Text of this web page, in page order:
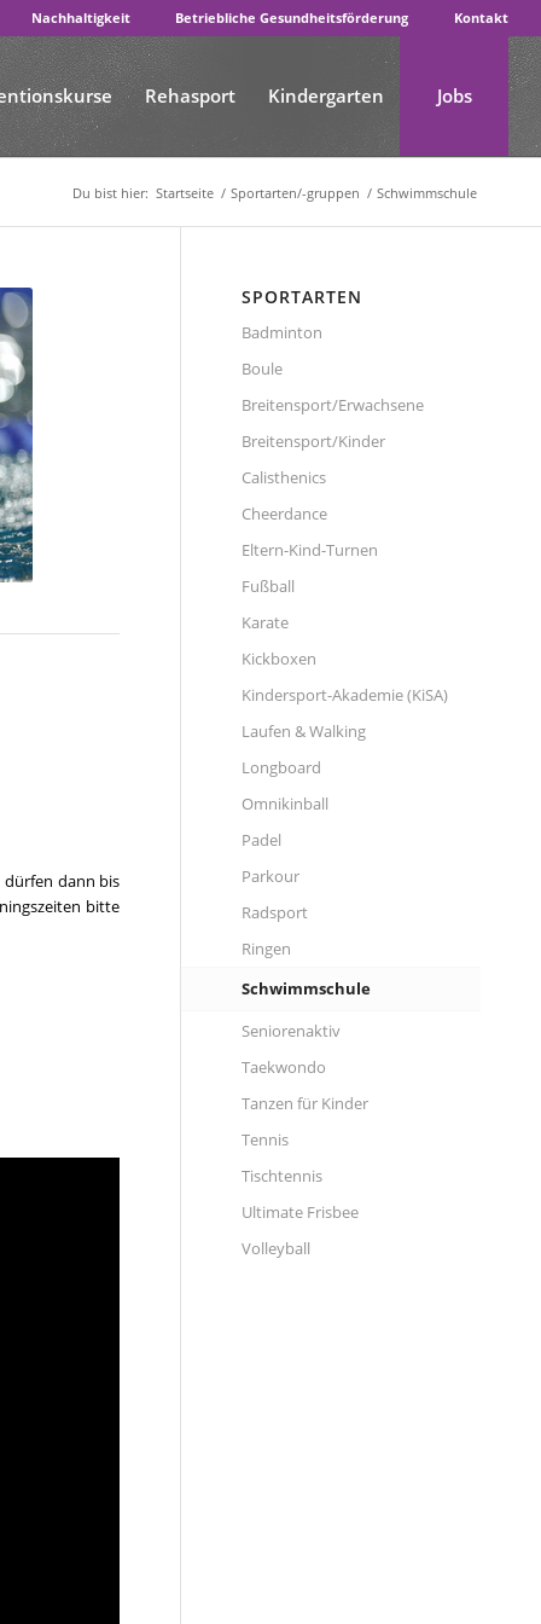
Nachhaltigkeit Betriebliche Gesundheitsförderung Kontakt
Rehasport Kindergarten Jobs
Du bist hier: Startseite / Sportarten/-gruppen / Schwimmschule
dürfen dann bis
bitte
SPORTARTEN
Badminton
Boule
Breitensport/Erwachsene
Breitensport/Kinder
Calisthenics
Cheerdance
Eltern-Kind-Turnen
Fußball
Karate
Kickboxen
Kindersport-Akademie (KiSA)
Laufen & Walking
Longboard
Omnikinball
Padel
Parkour
Radsport
Ringen
Schwimmschule
Seniorenaktiv
Taekwondo
Tanzen für Kinder
Tennis
Tischtennis
Ultimate Frisbee
Volleyball